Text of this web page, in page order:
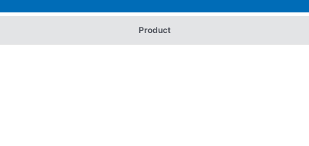
Product